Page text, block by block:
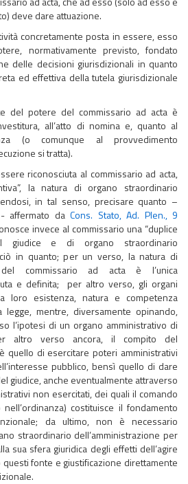
deve dare attuazione.
concretamente posta in essere, esso
normativamente previsto, fondato
delle decisioni giurisdizionali in quanto
ed effettiva della tutela giurisdizionale
del potere del commissario ad acta è
all’atto di nomina e, quanto al
(o comunque al provvedimento
si tratta).
riconosciuta al commissario ad acta,
la natura di organo straordinario
in tal senso, precisare quanto –
- affermato daCons. Stato, Ad. Plen., 9
invece al commissario una “duplice
giudice e di organo straordinario
ciò in quanto; per un verso, la natura di
commissario ad acta è l’unica
e definita; per altro verso, gli organi
loro esistenza, natura e competenza
mentre, diversamente opinando,
l’ipotesi di un organo amministrativo di
altro verso ancora, il compito del
quello di esercitare poteri amministrativi
pubblico, bensì quello di dare
giudice, anche eventualmente attraverso
non esercitati, dei quali il comando
costituisce il fondamento
da ultimo, non è necessario
straordinario dell’amministrazione per
sua sfera giuridica degli effetti dell’agire
fonte e giustificazione direttamente